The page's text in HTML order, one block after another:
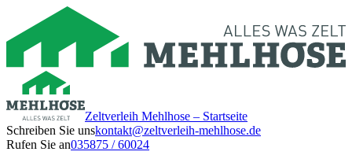
Zeltverleih Mehlhose – Startseite
Schreiben Sie unskontakt@zeltverleih-mehlhose.de
Rufen Sie an035875 / 60024